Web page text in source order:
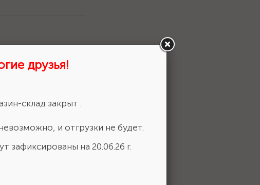
друзья!
склад закрыт .
и отгрузки не будет.
зафиксированы на 20.06.26 г.